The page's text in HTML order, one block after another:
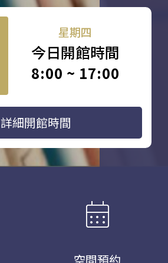
星期四
今日開館時間
8:00 ~ 17:00
詳細開館時間
calendar_month